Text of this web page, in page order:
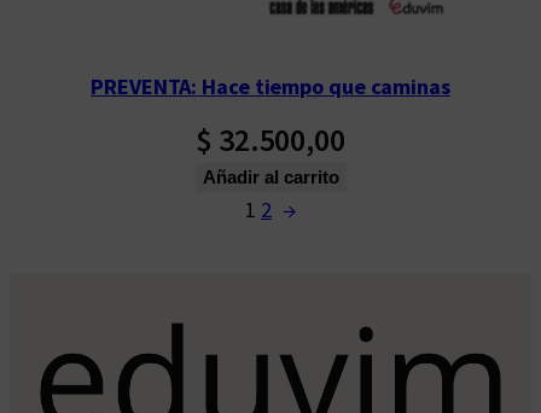
PREVENTA: Hace tiempo que caminas
$ 32.500,00
Añadir al carrito
1 2 →